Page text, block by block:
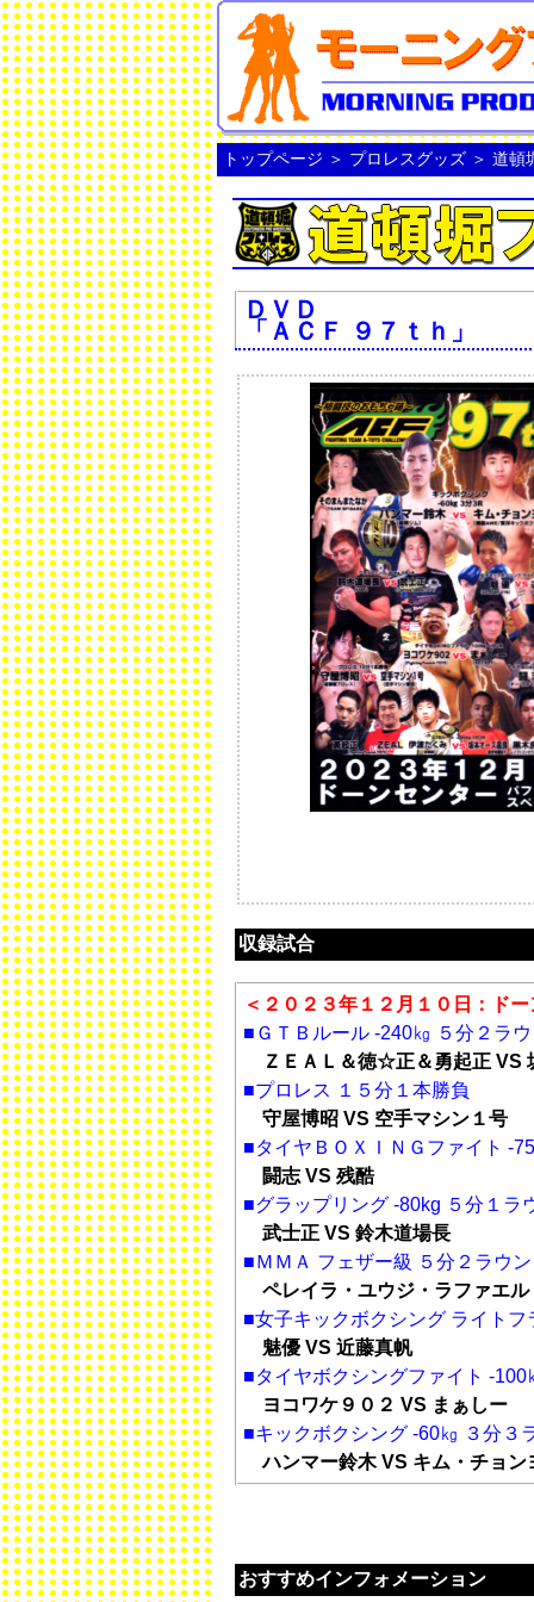
トップページ ＞ プロレスグッズ ＞ 道頓
ＤＶＤ
「ＡＣＦ ９７ｔｈ」
収録試合
＜２０２３年１２月１０日：ド
■ＧＴＢルール -240㎏ ５分２ラ
ＺＥＡＬ＆徳☆正＆勇起正 VS
■プロレス １５分１本勝負
守屋博昭 VS 空手マシン１号
■タイヤＢＯＸＩＮＧファイト -
闘志 VS 残酷
■グラップリング -80kg ５分１ラ
武士正 VS 鈴木道場長
■ＭＭＡ フェザー級 ５分２ラウ
ペレイラ・ユウジ・ラファエ
■女子キックボクシング ライト
魅優 VS 近藤真帆
■タイヤボクシングファイト -100
ヨコワケ９０２ VS まぁしー
■キックボクシング -60㎏ ３分３
ハンマー鈴木 VS キム・チョン
おすすめインフォメーション